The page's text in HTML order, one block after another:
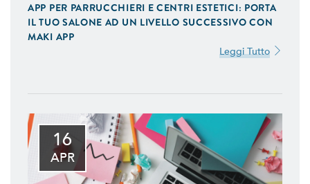
APP PER PARRUCCHIERI E CENTRI ESTETICI: PORTA
IL TUO SALONE AD UN LIVELLO SUCCESSIVO CON
MAKI APP
Leggi Tutto
16
APR